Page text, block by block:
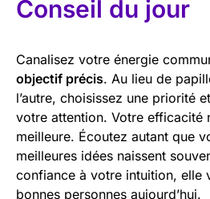
Conseil du jour
Canalisez votre énergie
objectif précis. Au lieu de
l’autre, choisissez une priorité
votre attention. Votre efficacité
meilleure. Écoutez autant que
meilleures idées naissent
confiance à votre intuition, elle
bonnes personnes aujourd’hui.